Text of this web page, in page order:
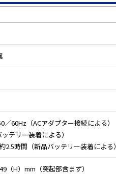
／60Hz（ACアダプター接続による）
テリー装着による）
2.5時間（新品バッテリー装着による）
H）mm（突起部含まず）